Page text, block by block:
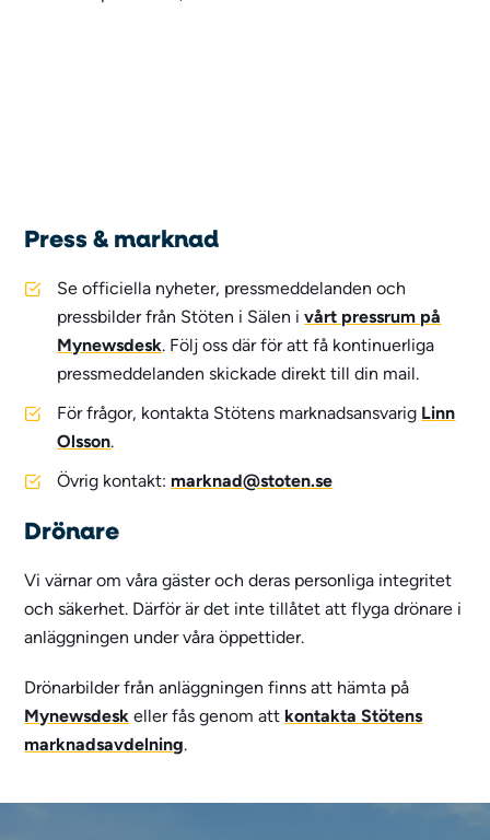
Press & marknad
Se officiella nyheter, pressmeddelanden och
pressbilder från Stöten i Sälen ivårt pressrum på
Mynewsdesk. Följ oss där för att få kontinuerliga
pressmeddelanden skickade direkt till din mail.
För frågor, kontakta Stötens marknadsansvarig Linn
Olsson.
Övrig kontakt: marknad@stoten.se
Drönare
Vi värnar om våra gäster och deras personliga integritet
och säkerhet. Därför är det inte tillåtet att flyga drönare i
anläggningen under våra öppettider.
Drönarbilder från anläggningen finns att hämta på
Mynewsdesk eller fås genom att kontakta Stötens
marknadsavdelning.